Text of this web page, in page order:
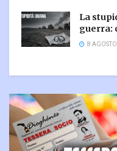
La
guerra:
8